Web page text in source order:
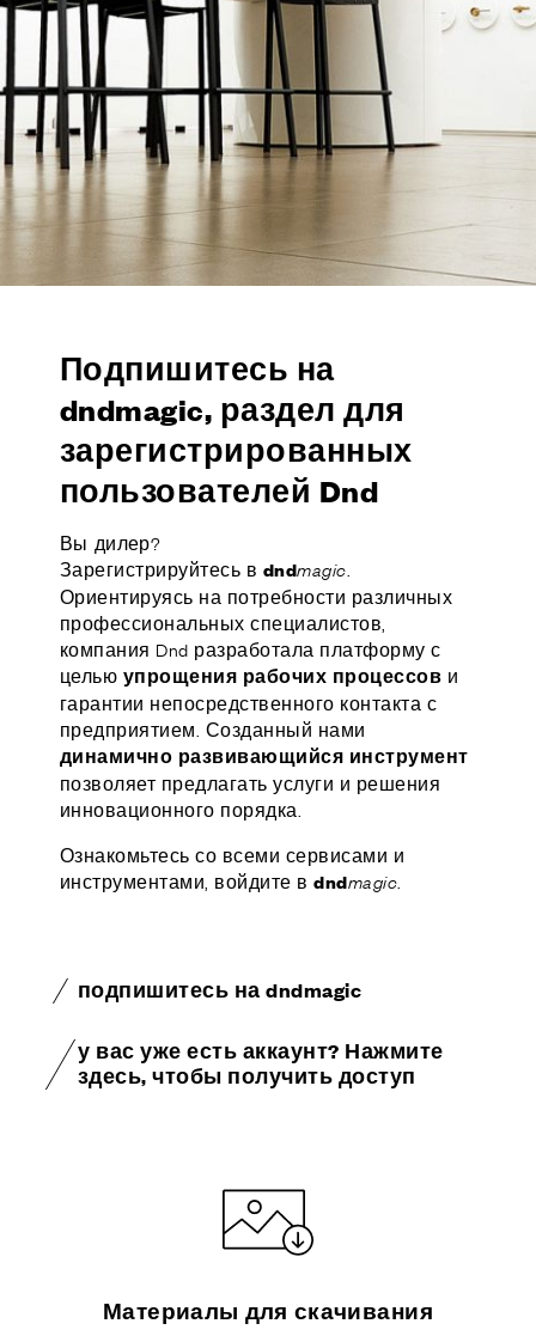
ОТДЕЛКИ
СИСТЕМЫ
КОМПАНИЯ
УСЛУГИ
ВСЕ ПРОЕКТЫ
КОНТАКТЫ
Подпишитесь на
dndmagic, раздел для
зарегистрированных
пользователей Dnd
Вы дилер?
Зарегистрируйтесь в dndmagic
Ориентируясь на потребности различных
профессиональных специалистов,
компания Dnd разработала платформу с
целью упрощения рабочих процессов и
гарантии непосредственного контакта с
предприятием. Созданный нами
динамично развивающийся инструмент
позволяет предлагать услуги и решения
инновационного порядка.
Ознакомьтесь со всеми сервисами и
инструментами, войдите в dndmagic
подпишитесь на dndmagic
у вас уже есть аккаунт? Нажмите
здесь, чтобы получить доступ
Материалы для скачивания